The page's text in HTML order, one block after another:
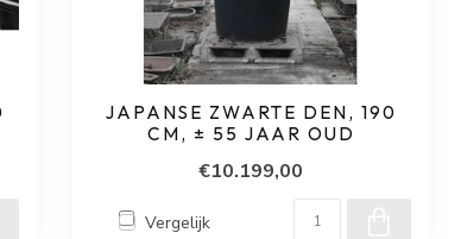
JAPANSE ZWARTE DEN, 190
CM, ± 55 JAAR OUD
€10.199,00
Vergelijk